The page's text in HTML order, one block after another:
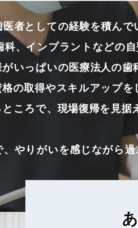
医者としての経験を積んで
科、インプラントなどの自
いっぱいの医療法人の歯
の取得やスキルアップを
ころで、現場復帰を見
やりがいを感じながら過